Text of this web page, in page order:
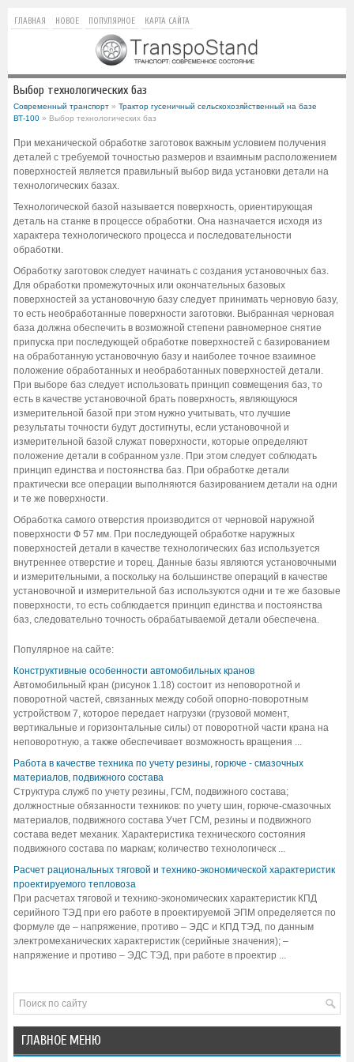
ГЛАВНАЯ НОВОЕ ПОПУЛЯРНОЕ КАРТА САЙТА
Выбор технологических баз
Современный транспорт » Трактор гусеничный сельскохозяйственный на базе
ВТ-100 » Выбор технологических баз
При механической обработке заготовок важным условием получения
деталей с требуемой точностью размеров и взаимным расположением
поверхностей является правильный выбор вида установки детали на
технологических базах.
Технологической базой называется поверхность, ориентирующая
деталь на станке в процессе обработки. Она назначается исходя из
характера технологического процесса и последовательности
обработки.
Обработку заготовок следует начинать с создания установочных баз.
Для обработки промежуточных или окончательных базовых
поверхностей за установочную базу следует принимать черновую базу,
то есть необработанные поверхности заготовки. Выбранная черновая
база должна обеспечить в возможной степени равномерное снятие
припуска при последующей обработке поверхностей с базированием
на обработанную установочную базу и наиболее точное взаимное
положение обработанных и необработанных поверхностей детали.
При выборе баз следует использовать принцип совмещения баз, то
есть в качестве установочной брать поверхность, являющуюся
измерительной базой при этом нужно учитывать, что лучшие
результаты точности будут достигнуты, если установочной и
измерительной базой служат поверхности, которые определяют
положение детали в собранном узле. При этом следует соблюдать
принцип единства и постоянства баз. При обработке детали
практически все операции выполняются базированием детали на одни
и те же поверхности.
Обработка самого отверстия производится от черновой наружной
поверхности Ф 57 мм. При последующей обработке наружных
поверхностей детали в качестве технологических баз используется
внутреннее отверстие и торец. Данные базы являются установочными
и измерительными, а поскольку на большинстве операций в качестве
установочной и измерительной баз используются одни и те же базовые
поверхности, то есть соблюдается принцип единства и постоянства
баз, следовательно точность обрабатываемой детали обеспечена.
Популярное на сайте:
Конструктивные особенности автомобильных кранов
Автомобильный кран (рисунок 1.18) состоит из неповоротной и
поворотной частей, связанных между собой опорно-поворотным
устройством 7, которое передает нагрузки (грузовой момент,
вертикальные и горизонтальные силы) от поворотной части крана на
неповоротную, а также обеспечивает возможность вращения ...
Работа в качестве техника по учету резины, горюче - смазочных
материалов, подвижного состава
Структура служб по учету резины, ГСМ, подвижного состава;
должностные обязанности техников: по учету шин, горюче-смазочных
материалов, подвижного состава Учет ГСМ, резины и подвижного
состава ведет механик. Характеристика технического состояния
подвижного состава по маркам; количество технологическ ...
Расчет рациональных тяговой и технико-экономической характеристик
проектируемого тепловоза
При расчетах тяговой и технико-экономических характеристик КПД
серийного ТЭД при его работе в проектируемой ЭПМ определяется по
формуле где – напряжение, противо – ЭДС и КПД ТЭД, по данным
электромеханических характеристик (серийные значения); –
напряжение и противо – ЭДС ТЭД, при работе в проектир ...
ГЛАВНОЕ МЕНЮ